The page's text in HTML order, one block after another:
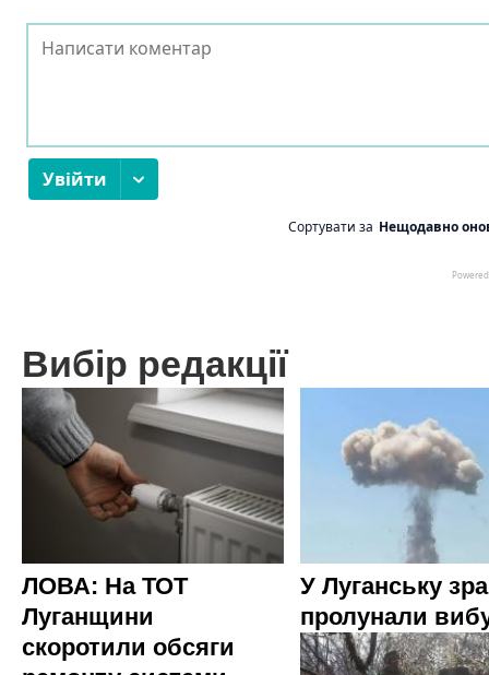
Вибір редакції
ЛОВА: На ТОТ
Луганщини
скоротили обсяги
У Луганську
пролунали